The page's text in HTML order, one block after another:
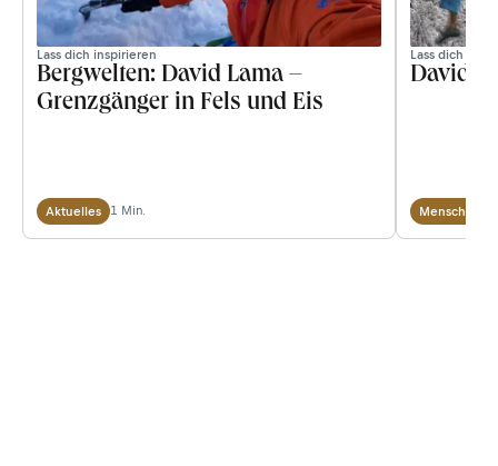
Lass dich inspirieren
Bergwelten: David Lama –
Grenzgänger in Fels und Eis
Aktuelles 1 Min.
Lass dich
David
Menschen